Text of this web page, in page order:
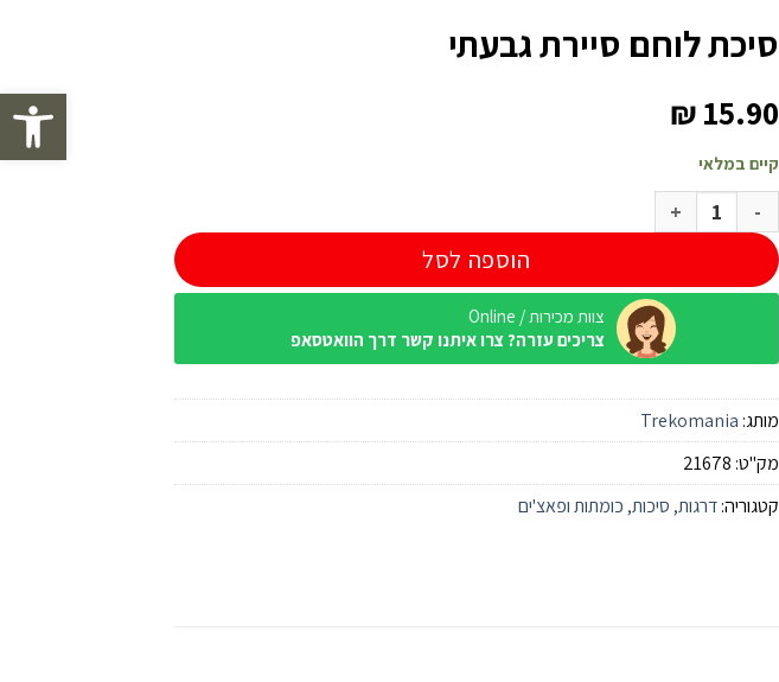
פתח
סיכת לוחם סיירת גבעתי
₪15.90
קיים במלאי
כמות של סיכת לוחם סיירת גבעתי
הוספה לסל
צוות מכירות / Online
צריכים עזרה? צרו איתנו קשר דרך הוואטסאפ
מותג: Trekomania
מק"ט: 21678
קטגוריה:דרגות, סיכות, כומתות ופאצ'ים